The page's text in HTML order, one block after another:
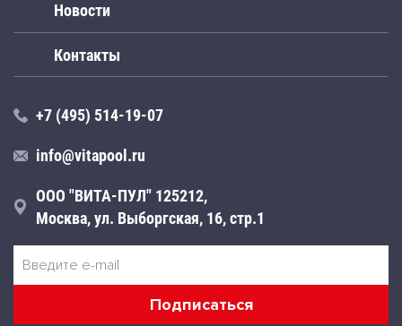
Новости
Контакты
+7 (495) 514-19-07
info@vitapool.ru
ООО "ВИТА-ПУЛ" 125212,
Москва, ул. Выборгская, 16, стр.1